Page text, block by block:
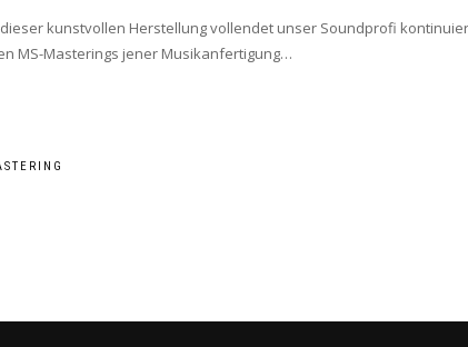
kunstvollen Herstellung vollendet unser Soundprofi
MS-Masterings jener Musikanfertigung…